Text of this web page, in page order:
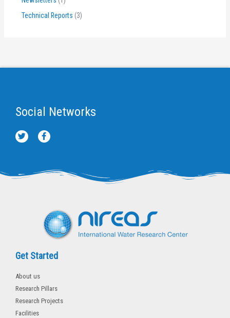
Technical Reports (3)
Social Networks
T
w
e
r
F
a
o
Get Started
About us
Research Pillars
Research Projects
Facilities